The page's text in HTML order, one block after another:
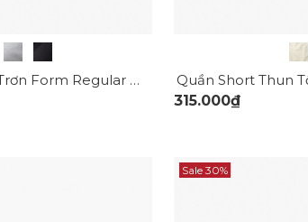
Quần Short Thun Trơn Form Regular QS072
315.000₫
Sale 30%